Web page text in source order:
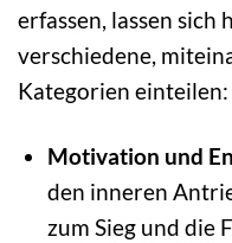
erfassen, lassen sich
verschiedene,
Kategorien einteilen:
Motivation und
den inneren
zum Sieg und die